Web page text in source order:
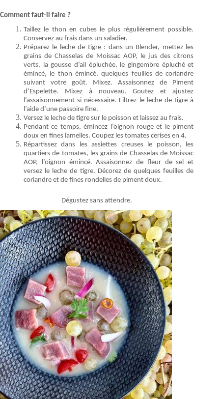
Comment faut-il faire ?
Taillez le thon en cubes le plus régulièrement possible.
Conservez au frais dans un saladier.
Préparez le leche de tigre : dans un Blender, mettez les
grains de Chasselas de Moissac AOP, le jus des citrons
verts, la gousse d’ail épluchée, le gingembre épluché et
émincé, le thon émincé, quelques feuilles de coriandre
suivant votre goût. Mixez. Assaisonnez de Piment
d’Espelette. Mixez à nouveau. Goutez et ajustez
l’assaisonnement si nécessaire. Filtrez le leche de tigre à
l’aide d’une passoire fine.
Versez le leche de tigre sur le poisson et laissez au frais.
Pendant ce temps, émincez l’oignon rouge et le piment
doux en fines lamelles. Coupez les tomates cerises en 4.
Répartissez dans les assiettes creuses le poisson, les
quartiers de tomates, les grains de Chasselas de Moissac
AOP, l’oignon émincé. Assaisonnez de fleur de sel et
versez le leche de tigre. Décorez de quelques feuilles de
coriandre et de fines rondelles de piment doux.
Dégustez sans attendre.